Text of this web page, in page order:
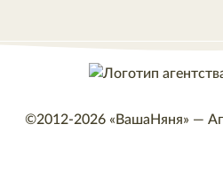
©2012-2026 «ВашаНяня» —